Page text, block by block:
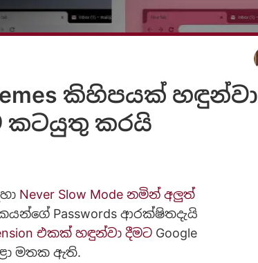
කිහිපයක් හඳුන්වා
කටයුතු කරයි
Never Slow Mode නමින් අලුත්
Passwords ආරක්ෂිතදැයි
එකක් හඳුන්වා දීමට Google
මතක ඇති.